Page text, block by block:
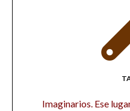
Imaginarios. Ese